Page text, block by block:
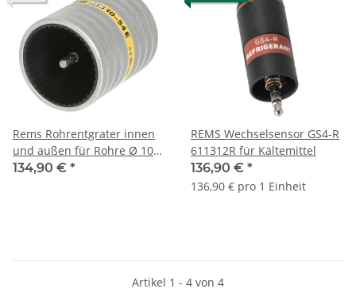
Rems Rohrentgrater innen
und außen für Rohre Ø 10
bis 54 mm 113835R
134,90 € *
REMS Wechselsensor GS4-R
611312R für Kältemittel
136,90 € *
136,90 € pro 1 Einheit
Artikel 1 - 4 von 4